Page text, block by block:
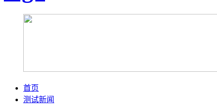
首页
测试新闻